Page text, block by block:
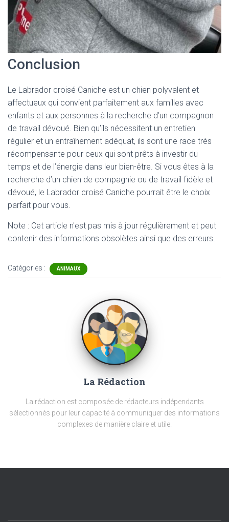
Conclusion
Le Labrador croisé Caniche est un chien polyvalent et
affectueux qui convient parfaitement aux familles avec
enfants et aux personnes à la recherche d’un compagnon
de travail dévoué. Bien qu’ils nécessitent un entretien
régulier et un entraînement adéquat, ils sont une race très
récompensante pour ceux qui sont prêts à investir du
temps et de l’énergie dans leur bien-être. Si vous êtes à la
recherche d’un chien de compagnie ou de travail fidèle et
dévoué, le Labrador croisé Caniche pourrait être le choix
parfait pour vous.
Note : Cet article n'est pas mis à jour régulièrement et peut
contenir des informations obsolètes ainsi que des erreurs.
Catégories : ANIMAUX
La Rédaction
La rédaction est composée de rédacteurs indépendants
sélectionnés pour leur capacité à communiquer des informations
complexes de manière claire et utile.